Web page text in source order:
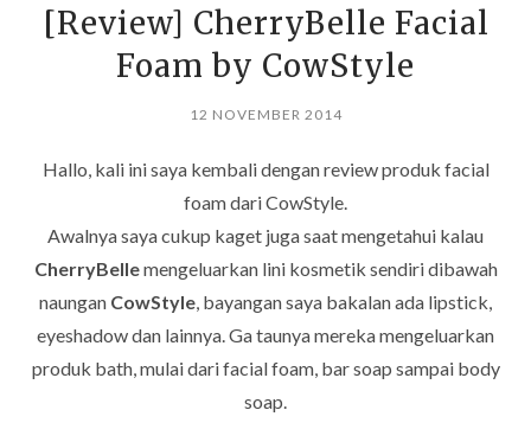
[Review] CherryBelle Facial
Foam by CowStyle
12 NOVEMBER 2014
Hallo, kali ini saya kembali dengan review produk facial
foam dari CowStyle.
Awalnya saya cukup kaget juga saat mengetahui kalau
CherryBellemengeluarkan lini kosmetik sendiri dibawah
naungan CowStyle, bayangan saya bakalan ada lipstick,
eyeshadow dan lainnya. Ga taunya mereka mengeluarkan
produk bath, mulai dari facial foam, bar soap sampai body
soap.